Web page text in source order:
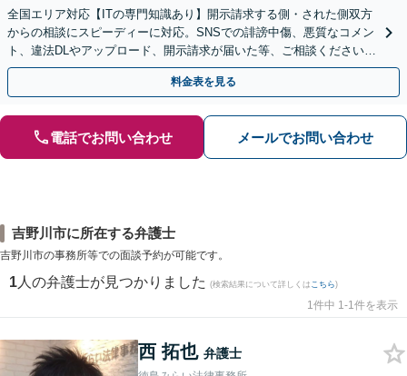
全国エリア対応【ITの専門知識あり】開示請求する側・された側双方
からの相談にスピーディーに対応。SNSでの誹謗中傷、悪質なコメン
ト、違法DLやアップロード、開示請求が届いた等、ご相談ください
【WEB面談OK&解決実績豊富】【千葉中央駅4分】
料金表を見る
電話でお問い合わせ メールでお問い合わせ
吉野川市に所在する弁護士
吉野川市の事務所等での面談予約が可能です。
1 人の弁護士が見つかりました (検索結果について詳しくは こちら)
1件中 1-1件を表示
西 拓也 弁護士